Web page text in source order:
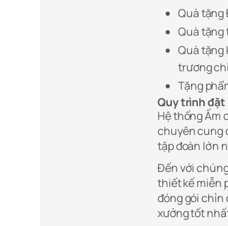
Quà tặng
Quà tặng
Quà tặng
trương
Tặng
Quy trình đặt
Hệ thống Ấm
chuyên cung
tập đoàn lớn
Đến với
thiết kế miễn
đóng gói chỉn
xưởng tốt